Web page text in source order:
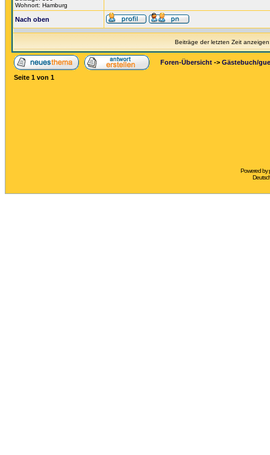
Wohnort: Hamburg
Nach oben
Beiträge der letzten Zeit
Foren-Übersicht -> Gästebuch/
Seite 1 von 1
Powered by